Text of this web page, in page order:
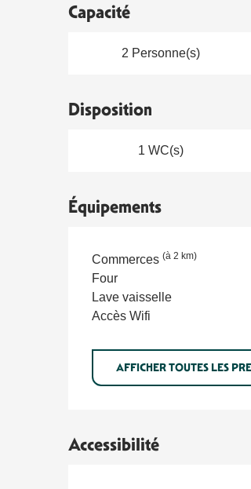
Capacité
2 Personne(s)
Disposition
1 WC(s)
Équipements
Commerces(à 2 km)
Four
Lave vaisselle
Accès Wifi
AFFICHER TOUTES LES
Accessibilité